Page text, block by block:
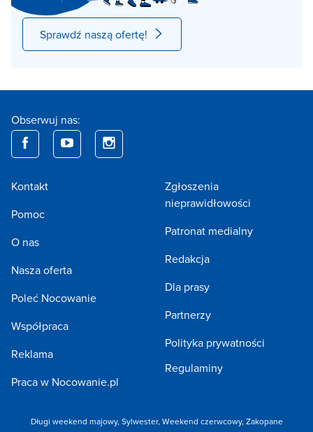
Sprawdź naszą ofertę!
Obserwuj nas:
Kontakt
Pomoc
O nas
Nasza oferta
Poleć Nocowanie
Współpraca
Reklama
Praca w Nocowanie.pl
Zgłoszenia
nieprawidłowości
Patronat medialny
Redakcja
Dla prasy
Partnerzy
Polityka prywatności
Regulaminy
Długi weekend majowy, Sylwester, Weekend czerwcowy, Zakopane